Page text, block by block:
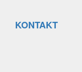
KONTAKT